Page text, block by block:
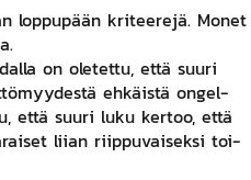
lop­pu­pään kri­tee­re­jä. Mo­net
on ole­tet­tu, et­tä suu­ri
eh­käis­tä on­gel­
et­tä suu­ri lu­ku ker­too, et­tä
liian riip­pu­vai­sek­si toi­